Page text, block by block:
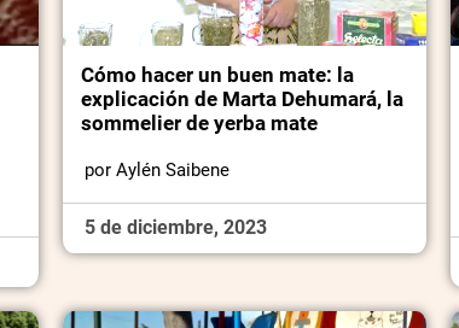
Cómo hacer un buen mate: la
explicación de Marta Dehumará, la
sommelier de yerba mate
por Aylén Saibene
5 de diciembre, 2023